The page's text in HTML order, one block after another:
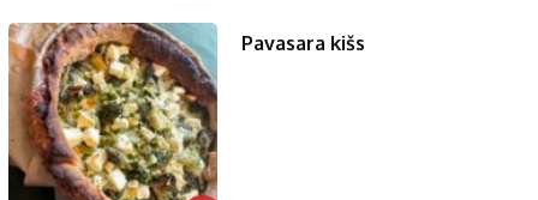
Pavasara kišs